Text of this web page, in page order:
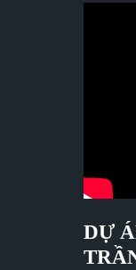
DỰ